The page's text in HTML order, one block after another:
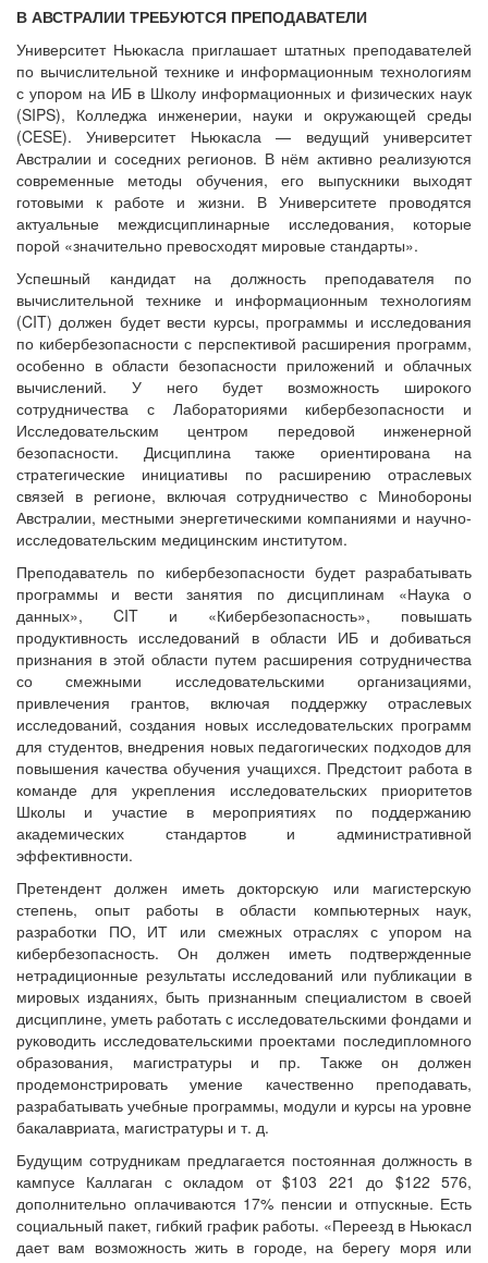
В АВСТРАЛИИ ТРЕБУЮТСЯ ПРЕПОДАВАТЕЛИ
Университет Ньюкасла приглашает штатных преподавателей
по вычислительной технике и информационным технологиям
с упором на ИБ в Школу информационных и физических наук
(SIPS), Колледжа инженерии, науки и окружающей среды
(CESE). Университет Ньюкасла — ведущий университет
Австралии и соседних регионов. В нём активно реализуются
современные методы обучения, его выпускники выходят
готовыми к работе и жизни. В Университете проводятся
актуальные междисциплинарные исследования, которые
порой «значительно превосходят мировые стандарты».
Успешный кандидат на должность преподавателя по
вычислительной технике и информационным технологиям
(CIT) должен будет вести курсы, программы и исследования
по кибербезопасности с перспективой расширения программ,
особенно в области безопасности приложений и облачных
вычислений. У него будет возможность широкого
сотрудничества с Лабораториями кибербезопасности и
Исследовательским центром передовой инженерной
безопасности. Дисциплина также ориентирована на
стратегические инициативы по расширению отраслевых
связей в регионе, включая сотрудничество с Минобороны
Австралии, местными энергетическими компаниями и научно-
исследовательским медицинским институтом.
Преподаватель по кибербезопасности будет разрабатывать
программы и вести занятия по дисциплинам «Наука о
данных», CIT и «Кибербезопасность», повышать
продуктивность исследований в области ИБ и добиваться
признания в этой области путем расширения сотрудничества
со смежными исследовательскими организациями,
привлечения грантов, включая поддержку отраслевых
исследований, создания новых исследовательских программ
для студентов, внедрения новых педагогических подходов для
повышения качества обучения учащихся. Предстоит работа в
команде для укрепления исследовательских приоритетов
Школы и участие в мероприятиях по поддержанию
академических стандартов и административной
эффективности.
Претендент должен иметь докторскую или магистерскую
степень, опыт работы в области компьютерных наук,
разработки ПО, ИТ или смежных отраслях с упором на
кибербезопасность. Он должен иметь подтвержденные
нетрадиционные результаты исследований или публикации в
мировых изданиях, быть признанным специалистом в своей
дисциплине, уметь работать с исследовательскими фондами и
руководить исследовательскими проектами последипломного
образования, магистратуры и пр. Также он должен
продемонстрировать умение качественно преподавать,
разрабатывать учебные программы, модули и курсы на уровне
бакалавриата, магистратуры и т. д.
Будущим сотрудникам предлагается постоянная должность в
кампусе Каллаган с окладом от $103 221 до $122 576,
дополнительно оплачиваются 17% пенсии и отпускные. Есть
социальный пакет, гибкий график работы. «Переезд в Ньюкасл
дает вам возможность жить в городе, на берегу моря или